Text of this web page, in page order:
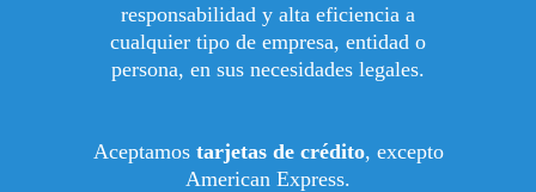
responsabilidad y alta eficiencia a
cualquier tipo de empresa, entidad o
persona, en sus necesidades legales.
Aceptamos tarjetas de crédito, excepto
American Express.